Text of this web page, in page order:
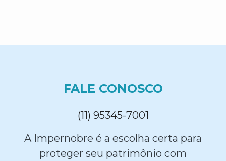
FALE CONOSCO
(11) 95345-7001
A Impernobre é a escolha certa para
proteger seu patrimônio com